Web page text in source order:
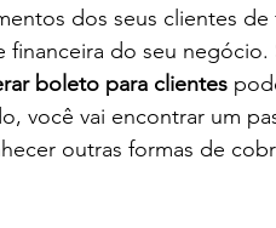
dos seus clientes
financeira do seu
boleto para clientes
você vai encontrar um
outras formas de